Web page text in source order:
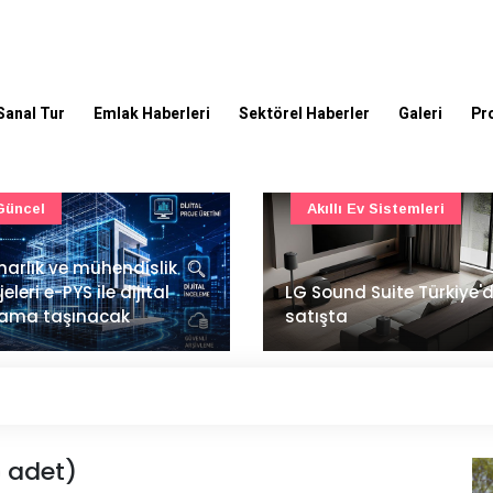
Tur Emlak Haberleri Sektörel Haberler Galeri
Suite Türkiye'de
Ev Sistemleri
İstanbul Havalimanı'nın
ana pistinde sona doğru
Ulaşım
adet)